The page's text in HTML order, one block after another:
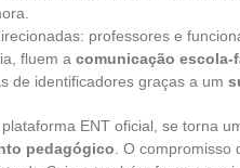
professores e
fluem a comunicação escola-
de identificadores graças a um
ENT oficial, se torna
pedagógico . O